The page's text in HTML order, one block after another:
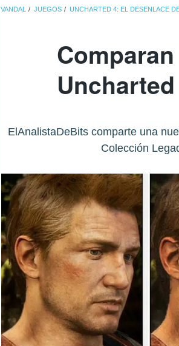
VANDAL JUEGOS UNCHARTED 4: EL DESENLACE
ElAnalistaDeBits comparte una
Colección